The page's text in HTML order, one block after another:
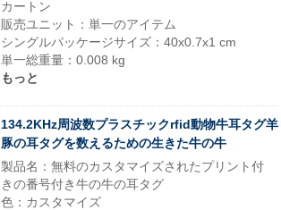
カートン
販売ユニット：単一のアイテム
シングルパッケージサイズ：40x0.7x1 cm
単一総重量：0.008 kg
もっと
134.2KHz周波数プラスチックrfid動物牛耳タグ羊
豚の耳タグを数えるための生きた牛の牛
製品名：無料のカスタマイズされたプリント付
きの番号付き牛の牛の耳タグ
色：カスタマイズ